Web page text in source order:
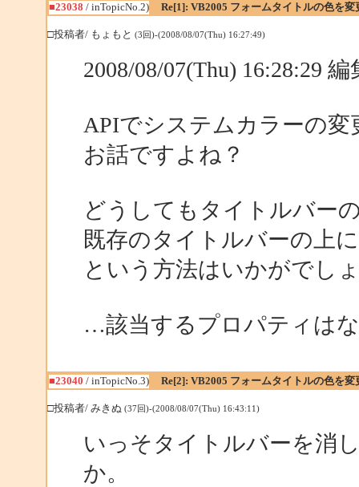
■23038 / inTopicNo.2) Re[1]: VB2005 フォームタイトルの色を変
□投稿者/ もょもと (3回)-(2008/08/07(Thu) 16:27:49)
2008/08/07(Thu) 16:28:29
APIでシステムカラーの
お話ですよね？
どうしてもタイトルバー
既存のタイトルバーの上
という方法はいかがでし
…該当するプロパティは
■23040 / inTopicNo.3) Re[2]: VB2005 フォームタイトルの色を変
□投稿者/ みきぬ (37回)-(2008/08/07(Thu) 16:43:11)
いっそタイトルバーを消
か。